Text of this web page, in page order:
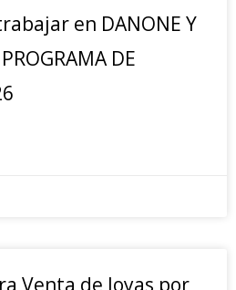
en DANONE Y
DE
Venta de Joyas por